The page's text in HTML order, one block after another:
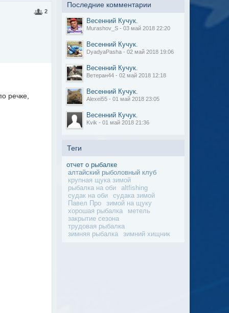
2
речке,
Последние комментарии
Весенний Кучук.
Murashov_S - 03 май 2018 22:20
Весенний Кучук.
DyadyaPasha - 02 май 2018 19:06
Весенний Кучук.
Ветеран44 - 02 май 2018 12:18
Весенний Кучук.
Alexei55 - 01 май 2018 23:05
Весенний Кучук.
Kvik - 01 май 2018 21:36
Теги
отчет о рыбалке
алтайский рыболовный клуб
крупная щука зимой
рыбалка на оби
altfishing
судак на оби
судака зимой
Павел Про
зимой на щуку
хорошая рыбалка
метель
закрытие сезона
трудовая рыбалка
зимняя рыбалка
зимний хищник